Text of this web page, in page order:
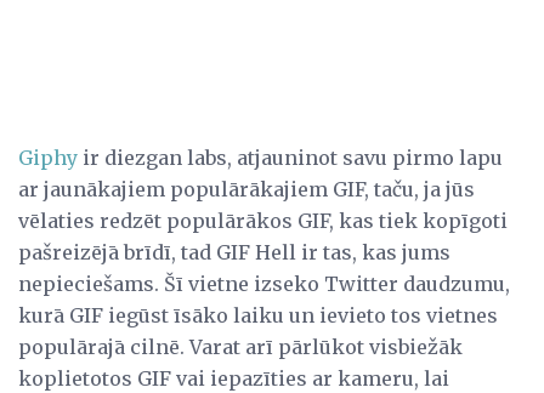
Giphy ir diezgan labs, atjauninot savu pirmo lapu
ar jaunākajiem populārākajiem GIF, taču, ja jūs
vēlaties redzēt populārākos GIF, kas tiek kopīgoti
pašreizējā brīdī, tad GIF Hell ir tas, kas jums
nepieciešams. Šī vietne izseko Twitter daudzumu,
kurā GIF iegūst īsāko laiku un ievieto tos vietnes
populārajā cilnē. Varat arī pārlūkot visbiežāk
koplietotos GIF vai iepazīties ar kameru, lai